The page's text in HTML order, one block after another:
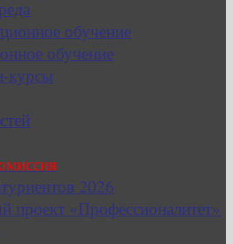
обучение
обучение
курсы
2026
проект «Профессионалитет»